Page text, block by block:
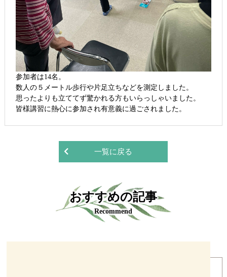
参加者は14名。
数人の５メートル歩行や片足立ちなどを測定しました。
思ったよりも立ててず驚かれる方もいらっしゃいました。
皆様講習に熱心に参加され有意義に過ごされました。
一覧に戻る
おすすめの記事
Recommend